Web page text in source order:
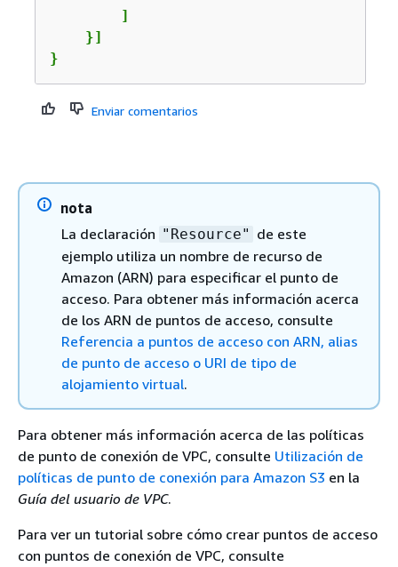
        ]
    }]
}
Enviar comentarios
nota
La declaración "Resource" de este
ejemplo utiliza un nombre de recurso de
Amazon (ARN) para especificar el punto de
acceso. Para obtener más información acerca
de los ARN de puntos de acceso, consulte
Referencia a puntos de acceso con ARN, alias
de punto de acceso o URI de tipo de
alojamiento virtual.
Para obtener más información acerca de las políticas
de punto de conexión de VPC, consulte Utilización de
políticas de punto de conexión para Amazon S3 en la
Guía del usuario de VPC.
Para ver un tutorial sobre cómo crear puntos de acceso
con puntos de conexión de VPC, consulte